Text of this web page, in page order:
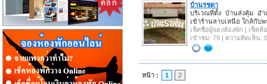
บ้านรชดา
บริเวณที่ตั้ง บ้านส่งคุ้ม อำ
เข้าร้านลาบเหนือ ใกล้กับ
เช็คชื่อผู้จองห้องพัก | เช็ค
เข้าชม: 79 | ความคิดเห็น: 0
หน้า : 1 2